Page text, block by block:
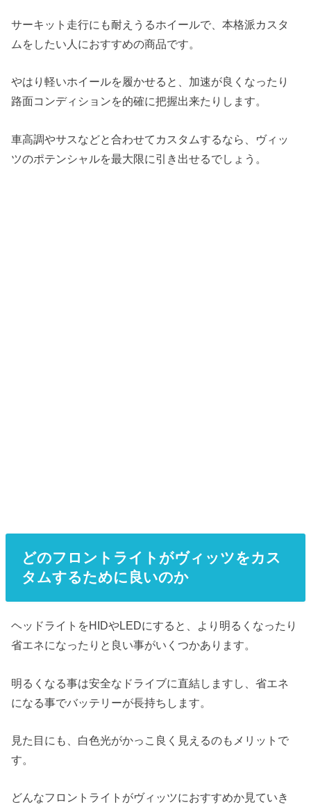
サーキット走行にも耐えうるホイールで、本格派カスタ
ムをしたい人におすすめの商品です。
やはり軽いホイールを履かせると、加速が良くなったり
路面コンディションを的確に把握出来たりします。
車高調やサスなどと合わせてカスタムするなら、ヴィッ
ツのポテンシャルを最大限に引き出せるでしょう。
どのフロントライトがヴィッツをカス
タムするために良いのか
ヘッドライトをHIDやLEDにすると、より明るくなったり
省エネになったりと良い事がいくつかあります。
明るくなる事は安全なドライブに直結しますし、省エネ
になる事でバッテリーが長持ちします。
見た目にも、白色光がかっこ良く見えるのもメリットで
す。
どんなフロントライトがヴィッツにおすすめか見ていき